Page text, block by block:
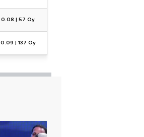
0.08 57 Oy
0.09 137 Oy